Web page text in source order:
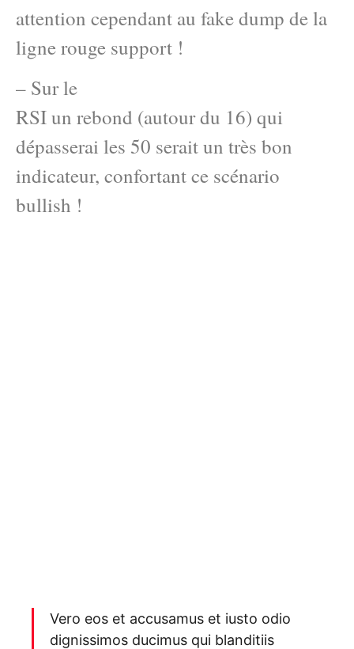
attention cependant au fake dump de la
ligne rouge support !
– Sur le
RSI un rebond (autour du 16) qui
dépasserai les 50 serait un très bon
indicateur, confortant ce scénario
bullish !
Vero eos et accusamus et iusto odio
dignissimos ducimus qui blanditiis